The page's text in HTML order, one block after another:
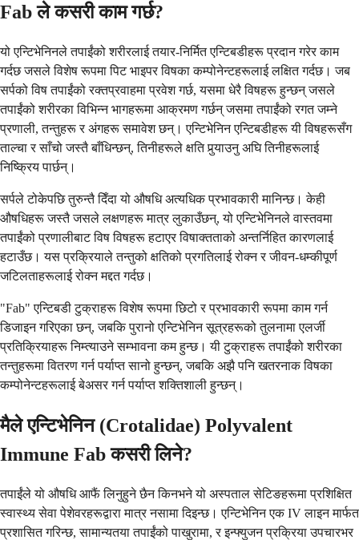
Fab ले कसरी काम गर्छ?
यो एन्टिभेनिनले तपाईंको शरीरलाई तयार-निर्मित एन्टिबडीहरू प्रदान गरेर काम
गर्दछ जसले विशेष रूपमा पिट भाइपर विषका कम्पोनेन्टहरूलाई लक्षित गर्दछ। जब
सर्पको विष तपाईंको रक्तप्रवाहमा प्रवेश गर्छ, यसमा धेरै विषहरू हुन्छन् जसले
तपाईंको शरीरका विभिन्न भागहरूमा आक्रमण गर्छन् जसमा तपाईंको रगत जम्ने
प्रणाली, तन्तुहरू र अंगहरू समावेश छन्। एन्टिभेनिन एन्टिबडीहरू यी विषहरूसँग
ताल्चा र साँचो जस्तै बाँधिन्छन्, तिनीहरूले क्षति पुर्‍याउनु अघि तिनीहरूलाई
निष्क्रिय पार्छन्।
सर्पले टोकेपछि तुरुन्तै दिँदा यो औषधि अत्यधिक प्रभावकारी मानिन्छ। केही
औषधिहरू जस्तै जसले लक्षणहरू मात्र लुकाउँछन्, यो एन्टिभेनिनले वास्तवमा
तपाईंको प्रणालीबाट विष विषहरू हटाएर विषाक्तताको अन्तर्निहित कारणलाई
हटाउँछ। यस प्रक्रियाले तन्तुको क्षतिको प्रगतिलाई रोक्न र जीवन-धम्कीपूर्ण
जटिलताहरूलाई रोक्न मद्दत गर्दछ।
"Fab" एन्टिबडी टुक्राहरू विशेष रूपमा छिटो र प्रभावकारी रूपमा काम गर्न
डिजाइन गरिएका छन्, जबकि पुरानो एन्टिभेनिन सूत्रहरूको तुलनामा एलर्जी
प्रतिक्रियाहरू निम्त्याउने सम्भावना कम हुन्छ। यी टुक्राहरू तपाईंको शरीरका
तन्तुहरूमा वितरण गर्न पर्याप्त सानो हुन्छन्, जबकि अझै पनि खतरनाक विषका
कम्पोनेन्टहरूलाई बेअसर गर्न पर्याप्त शक्तिशाली हुन्छन्।
मैले एन्टिभेनिन (Crotalidae) Polyvalent
Immune Fab कसरी लिने?
तपाईंले यो औषधि आफैं लिनुहुने छैन किनभने यो अस्पताल सेटिङहरूमा प्रशिक्षित
स्वास्थ्य सेवा पेशेवरहरूद्वारा मात्र नसामा दिइन्छ। एन्टिभेनिन एक IV लाइन मार्फत
प्रशासित गरिन्छ, सामान्यतया तपाईंको पाखुरामा, र इन्फ्युजन प्रक्रिया उपचारभर